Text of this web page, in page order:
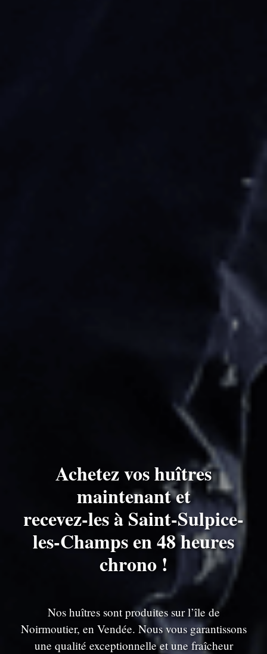
Achetez vos huîtres
maintenant et
recevez-les à Saint-Sulpice-
les-Champs en 48 heures
chrono !
Nos huîtres sont produites sur l’île de
Noirmoutier, en Vendée. Nous vous garantissons
une qualité exceptionnelle et une fraîcheur